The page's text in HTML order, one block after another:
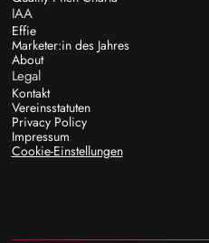
IAA
Effie
Marketer:in des Jahres
About
Legal
Kontakt
Vereinsstatuten
Privacy Policy
Impressum
Cookie-Einstellungen